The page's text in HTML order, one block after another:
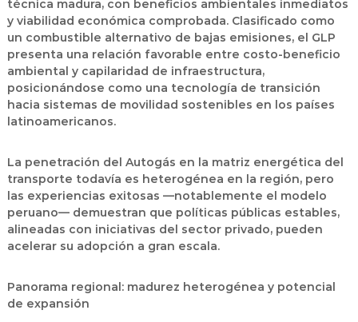
técnica madura, con beneficios ambientales inmediatos
y viabilidad económica comprobada. Clasificado como
un combustible alternativo de bajas emisiones, el GLP
presenta una relación favorable entre costo-beneficio
ambiental y capilaridad de infraestructura,
posicionándose como una tecnología de transición
hacia sistemas de movilidad sostenibles en los países
latinoamericanos.
La penetración del Autogás en la matriz energética del
transporte todavía es heterogénea en la región, pero
las experiencias exitosas —notablemente el modelo
peruano— demuestran que políticas públicas estables,
alineadas con iniciativas del sector privado, pueden
acelerar su adopción a gran escala.
Panorama regional: madurez heterogénea y potencial
de expansión